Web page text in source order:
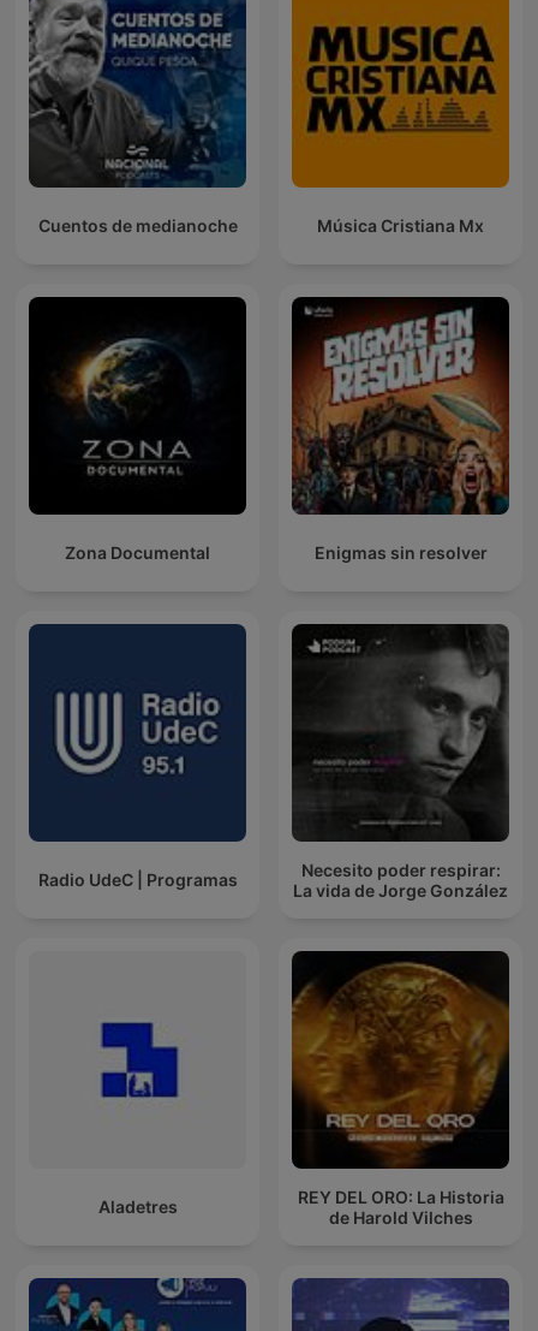
Cuentos de medianoche Música Cristiana Mx
Zona Documental Enigmas sin resolver
Radio UdeC | Programas
Necesito poder respirar:
La vida de Jorge González
Aladetres
REY DEL ORO: La Historia
de Harold Vilches